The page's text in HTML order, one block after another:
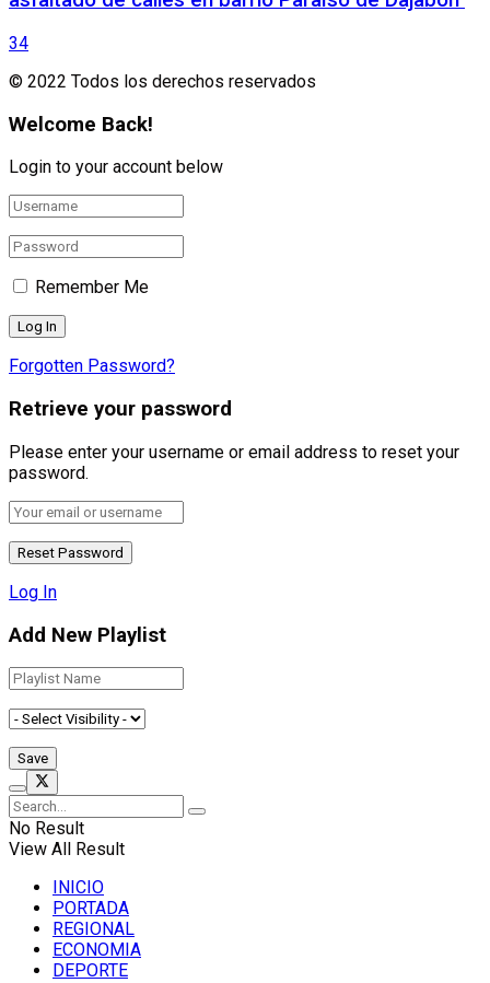
34
© 2022 Todos los derechos reservados
Welcome Back!
Login to your account below
Remember Me
Forgotten Password?
Retrieve your password
Please enter your username or email address to reset your
password.
Log In
Add New Playlist
No Result
View All Result
INICIO
PORTADA
REGIONAL
ECONOMIA
DEPORTE